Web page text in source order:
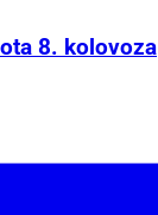
8. kolovoza